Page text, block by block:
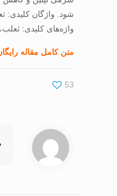
شود. واژگان کليدی:
واژه‌های کلیدی:
متن کامل مقاله
53